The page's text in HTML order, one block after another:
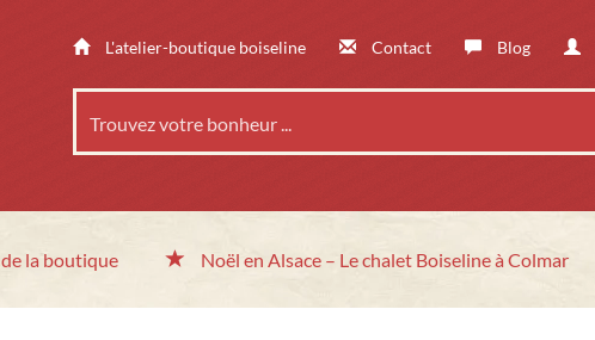
L'atelier-boutique boiseline Contact Blog
de la boutique Noël en Alsace – Le chalet Boiseline à Colmar